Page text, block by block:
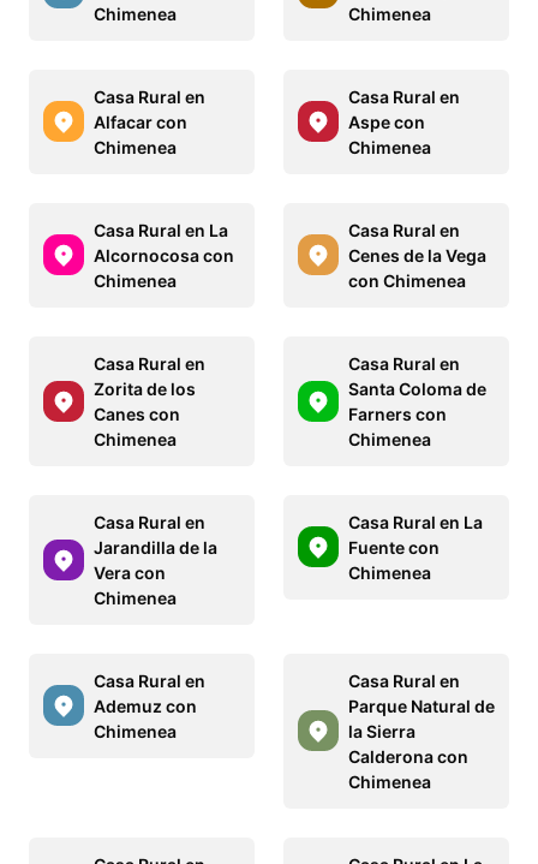
Chimenea
Chimenea
Casa Rural en
Alfacar con
Chimenea
Casa Rural en
Aspe con
Chimenea
Casa Rural en La
Alcornocosa con
Chimenea
Casa Rural en
Cenes de la Vega
con Chimenea
Casa Rural en
Zorita de los
Canes con
Chimenea
Casa Rural en
Santa Coloma de
Farners con
Chimenea
Casa Rural en
Jarandilla de la
Vera con
Chimenea
Casa Rural en La
Fuente con
Chimenea
Casa Rural en
Ademuz con
Chimenea
Casa Rural en
Parque Natural de
la Sierra
Calderona con
Chimenea